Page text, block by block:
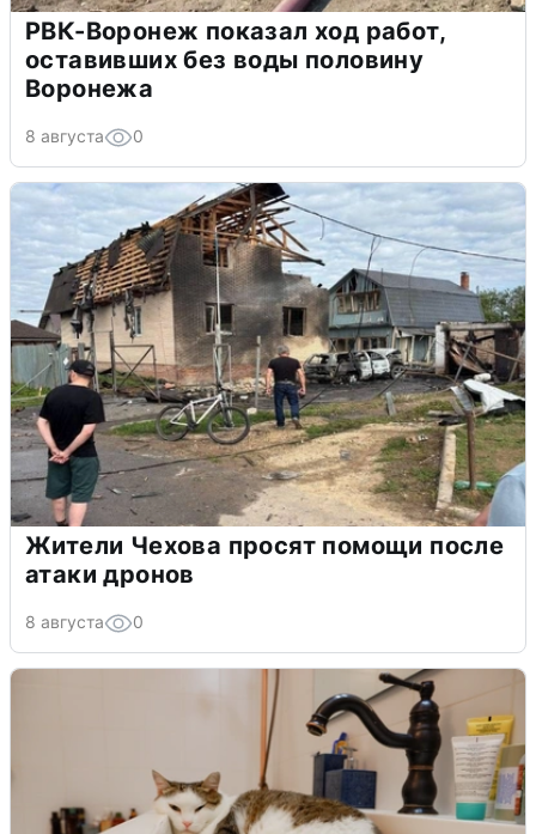
РВК-Воронеж показал ход работ,
оставивших без воды половину
Воронежа
8 августа 0
Жители Чехова просят помощи после
атаки дронов
8 августа 0